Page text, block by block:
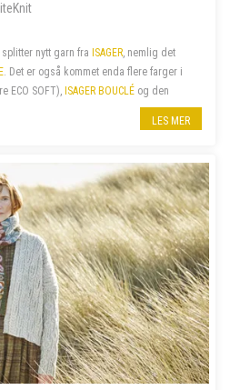
nytt garn fra ISAGER, nemlig det
. Det er også kommet enda flere farger i
ECO SOFT), ISAGER BOUCLÉ og den
. I tillegg har vi nylig fått...
LES MER